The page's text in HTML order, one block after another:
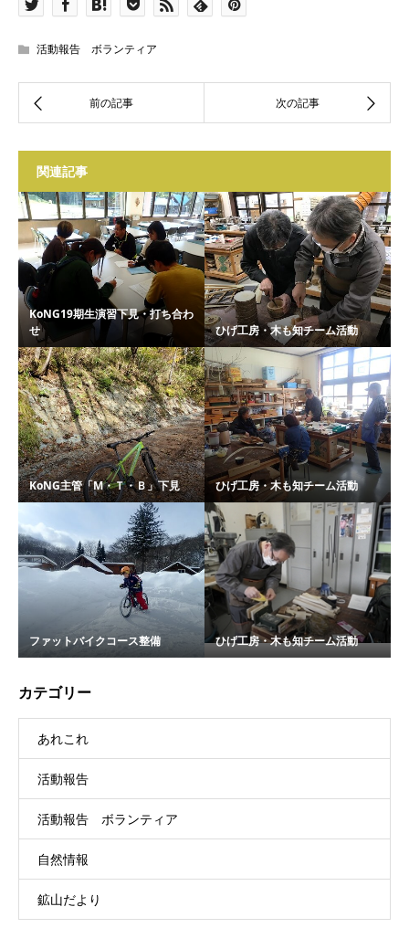
活動報告 ボランティア
関連記事
KoNG19期生演習下見・打ち合わ
せ
ひげ工房・木も知チーム活動
KoNG主管「M・Ｔ・Ｂ」下見 ひげ工房・木も知チーム活動
ファットバイクコース整備 ひげ工房・木も知チーム活動
カテゴリー
あれこれ
活動報告
活動報告 ボランティア
自然情報
鉱山だより